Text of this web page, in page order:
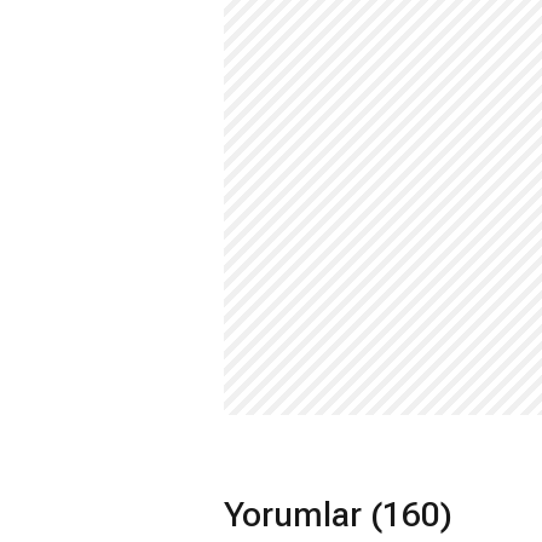
Yorumlar (160)